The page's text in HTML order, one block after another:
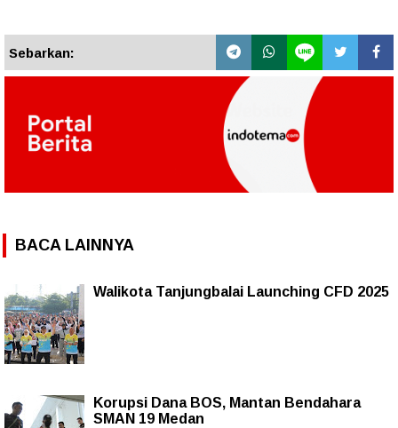
Sebarkan:
BACA LAINNYA
Walikota Tanjungbalai Launching CFD 2025
Korupsi Dana BOS, Mantan Bendahara
SMAN 19 Medan